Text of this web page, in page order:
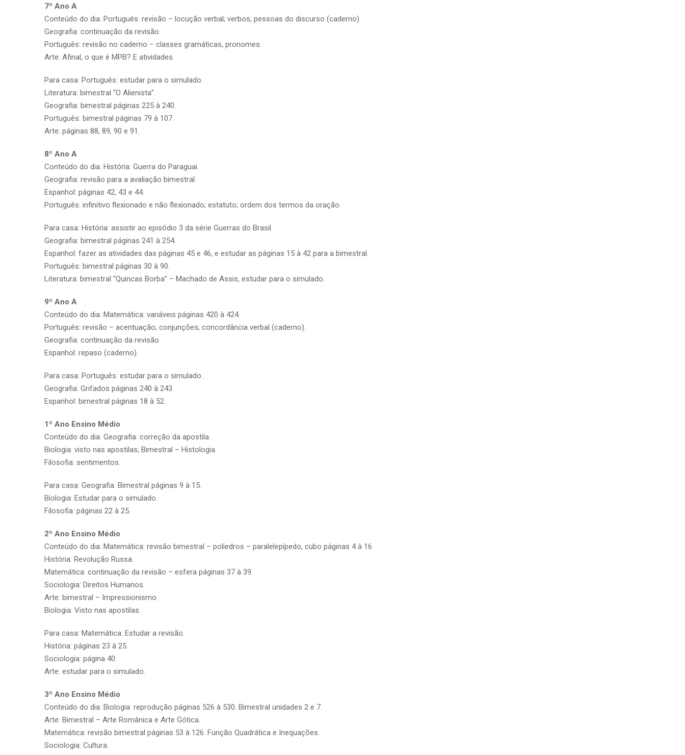
7º Ano A
Conteúdo do dia: Português: revisão – locução verbal; verbos; pessoas do discurso (caderno).
Geografia: continuação da revisão.
Português: revisão no caderno – classes gramáticas, pronomes.
Arte: Afinal, o que é MPB? E atividades.
Para casa: Português: estudar para o simulado.
Literatura: bimestral “O Alienista”.
Geografia: bimestral páginas 225 à 240.
Português: bimestral páginas 79 à 107.
Arte: páginas 88, 89, 90 e 91.
8º Ano A
Conteúdo do dia: História: Guerra do Paraguai.
Geografia: revisão para a avaliação bimestral.
Espanhol: páginas 42, 43 e 44.
Português: infinitivo flexionado e não flexionado; estatuto; ordem dos termos da oração.
Para casa: História: assistir ao episódio 3 da série Guerras do Brasil.
Geografia: bimestral páginas 241 à 254.
Espanhol: fazer as atividades das páginas 45 e 46, e estudar as páginas 15 à 42 para a bimestral.
Português: bimestral páginas 30 à 90.
Literatura: bimestral “Quincas Borba” – Machado de Assis, estudar para o simulado.
9º Ano A
Conteúdo do dia: Matemática: variáveis páginas 420 à 424.
Português: revisão – acentuação; conjunções; concordância verbal (caderno).
Geografia: continuação da revisão.
Espanhol: repaso (caderno).
Para casa: Português: estudar para o simulado.
Geografia: Grifados páginas 240 à 243.
Espanhol: bimestral páginas 18 à 52.
1º Ano Ensino Médio
Conteúdo do dia: Geografia: correção da apostila.
Biologia: visto nas apostilas; Bimestral – Histologia.
Filosofia: sentimentos.
Para casa: Geografia: Bimestral páginas 9 à 15.
Biologia: Estudar para o simulado.
Filosofia: páginas 22 à 25.
2º Ano Ensino Médio
Conteúdo do dia: Matemática: revisão bimestral – poliedros – paralelepípedo, cubo páginas 4 à 16.
História: Revolução Russa.
Matemática: continuação da revisão – esfera páginas 37 à 39.
Sociologia: Direitos Humanos.
Arte: bimestral – Impressionismo.
Biologia: Visto nas apostilas.
Para casa: Matemática: Estudar a revisão.
História: páginas 23 à 25.
Sociologia: página 40.
Arte: estudar para o simulado.
3º Ano Ensino Médio
Conteúdo do dia: Biologia: reprodução páginas 526 à 530. Bimestral unidades 2 e 7.
Arte: Bimestral – Arte Românica e Arte Gótica.
Matemática: revisão bimestral páginas 53 à 126. Função Quadrática e Inequações.
Sociologia: Cultura.